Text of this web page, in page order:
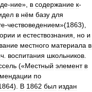
-ние», в содержание к-
в нём базу для
-чествоведением»(1863),
и естествознания но и
местного материала в
воспитания школьников
(«Местный элемент в
по
). В 1862 был издан